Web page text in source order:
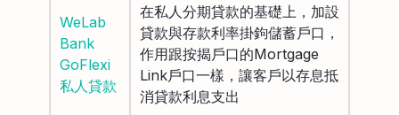
WeLab
Bank
GoFlexi
私人貸款
在私人分期貸款的基礎上，加設
貸款與存款利率掛鉤儲蓄戶口，
作用跟按揭戶口的Mortgage
Link戶口一樣，讓客戶以存息抵
消貸款利息支出